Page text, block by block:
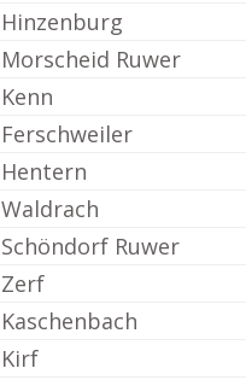
Hinzenburg
Morscheid Ruwer
Kenn
Ferschweiler
Hentern
Waldrach
Schöndorf Ruwer
Zerf
Kaschenbach
Kirf